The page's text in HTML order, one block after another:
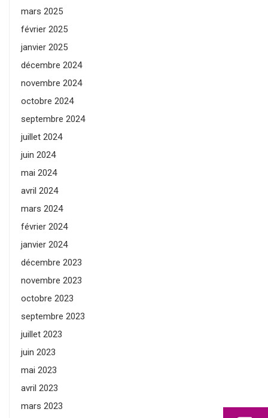
mars 2025
février 2025
janvier 2025
décembre 2024
novembre 2024
octobre 2024
septembre 2024
juillet 2024
juin 2024
mai 2024
avril 2024
mars 2024
février 2024
janvier 2024
décembre 2023
novembre 2023
octobre 2023
septembre 2023
juillet 2023
juin 2023
mai 2023
avril 2023
mars 2023